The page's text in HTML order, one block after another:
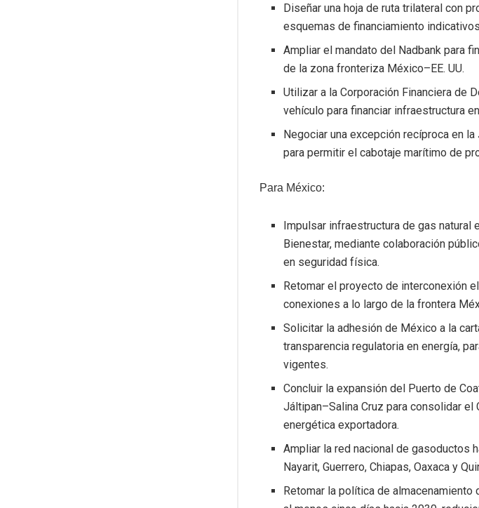
Diseñar una hoja de ruta trilateral con
esquemas de financiamiento
Ampliar el mandato del Nadbank para
de la zona fronteriza México–EE. UU.
Utilizar a la Corporación Financiera de
vehículo para financiar infraestructura
Negociar una excepción recíproca en la
para permitir el cabotaje marítimo de
Para México:
Impulsar infraestructura de gas
Bienestar, mediante colaboración
en seguridad física.
Retomar el proyecto de interconexión
conexiones a lo largo de la frontera
Solicitar la adhesión de México a la
transparencia regulatoria en energía,
vigentes.
Concluir la expansión del Puerto de
Jáltipan–Salina Cruz para consolidar
energética exportadora.
Ampliar la red nacional de gasoductos
Nayarit, Guerrero, Chiapas, Oaxaca y
Retomar la política de